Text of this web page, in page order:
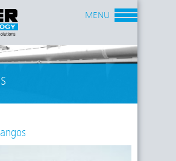
MENU